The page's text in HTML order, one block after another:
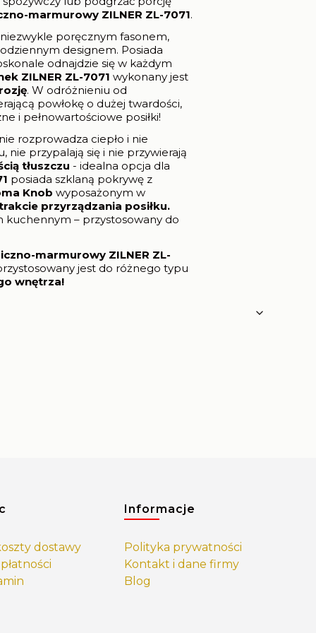
marmurowy ZILNER ZL-7071.
poręcznym fasonem,
designem. Posiada
odnajdzie się w każdym
ZILNER ZL-7071 wykonany jest
. W odróżnieniu od
powłokę o dużej twardości,
i pełnowartościowe posiłki!
rozprowadza ciepło i nie
przypalają się i nie przywierają
tłuszczu - idealna opcja dla
posiada szklaną pokrywę z
Knob wyposażonym w
przyrządzania posiłku.
– przystosowany do
marmurowy ZILNER ZL-
jest do różnego typu
wnętrza!
dostawy
Informacje
Polityka prywatności
Kontakt i dane firmy
Blog